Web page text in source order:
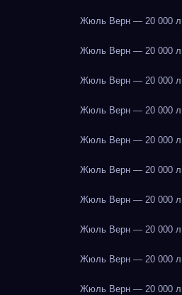
Жюль Верн — 20 000
Жюль Верн — 20 000
Жюль Верн — 20 000
Жюль Верн — 20 000
Жюль Верн — 20 000
Жюль Верн — 20 000
Жюль Верн — 20 000
Жюль Верн — 20 000
Жюль Верн — 20 000
Жюль Верн — 20 000